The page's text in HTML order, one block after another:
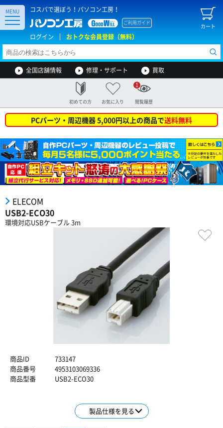
コスパで選ぼう！パソコン工房！
カート
ご利用ガイド
ログイン おトクな会員登録（無料）
MENU
全国店舗情報 修理・サポート 買取
初めての方 お気に入り 閲覧履歴
1
PCパーツ・周辺機器 5,000円以上の商品で送料無料
ELECOM
USB2-ECO30
環境対応USBケーブル 3m
商品ID
733147
商品番号
4953103069336
商品型番
USB2-ECO30
製品仕様を見る